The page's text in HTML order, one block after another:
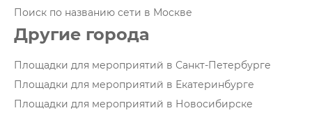
Поиск по названию сети в Москве
Другие города
Площадки для мероприятий в Санкт-Петербурге
Площадки для мероприятий в Екатеринбурге
Площадки для мероприятий в Новосибирске